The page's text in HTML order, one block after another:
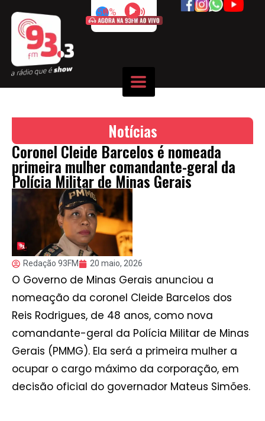
50%
Notícias
Coronel Cleide Barcelos é nomeada
primeira mulher comandante-geral da
Polícia Militar de Minas Gerais
Redação 93FM 20 maio, 2026
O Governo de Minas Gerais anunciou a
nomeação da coronel Cleide Barcelos dos
Reis Rodrigues, de 48 anos, como nova
comandante-geral da Polícia Militar de Minas
Gerais (PMMG). Ela será a primeira mulher a
ocupar o cargo máximo da corporação, em
decisão oficial do governador Mateus Simões.